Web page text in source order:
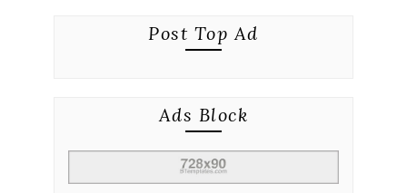
Post Top Ad
Ads Block